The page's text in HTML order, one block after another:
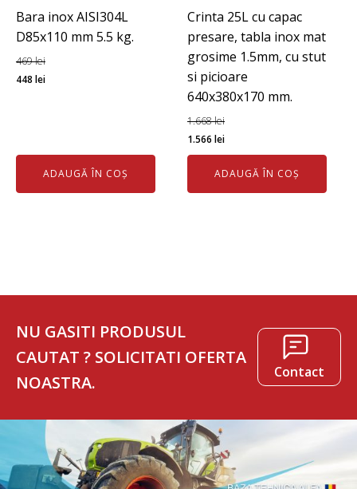
Bara inox AISI304L
D85x110 mm 5.5 kg.
469lei
Prețul
469 lei.
448 leiPrețul
ADAUGĂ ÎN COȘ
Crinta 25L cu capac
presare, tabla inox mat
grosime 1.5mm, cu stut
si picioare
640x380x170 mm.
1.668lei
Prețul
inițial
fost:
1.566leiPrețul
curent
este:
1.566 lei.
ADAUGĂ ÎN COȘ
NU GASITI PRODUSUL
CAUTAT ? SOLICITATI OFERTA
NOASTRA.
Contact